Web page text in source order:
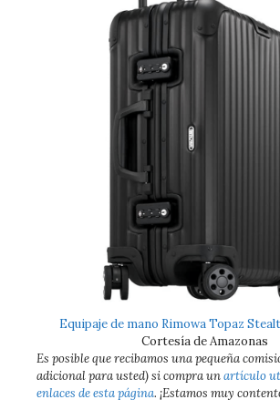
Equipaje de mano Rimowa Topaz
Cortesía de Amazonas
Es posible que recibamos una pequeña
adicional para usted) si compra unartículo
enlaces de esta página. ¡Estamos muy